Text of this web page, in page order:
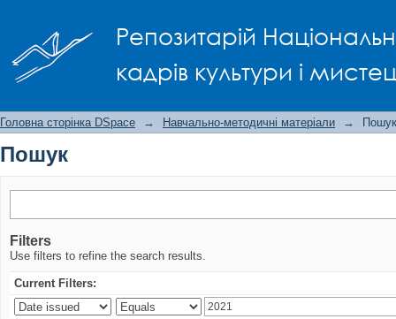
Репозитарій
кадрів культури і
Головна сторінка DSpace → Навчально-методичні матеріали → Пошук
Пошук
Filters
Use filters to refine the search results.
Current Filters: